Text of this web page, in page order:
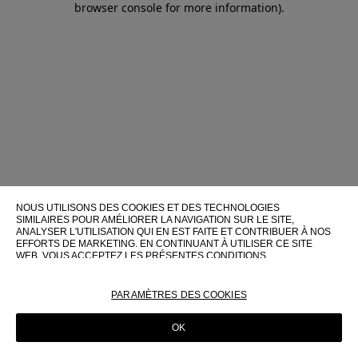
browser console for more information).
NOUS UTILISONS DES COOKIES ET DES TECHNOLOGIES
SIMILAIRES POUR AMÉLIORER LA NAVIGATION SUR LE SITE,
ANALYSER L'UTILISATION QUI EN EST FAITE ET CONTRIBUER À NOS
EFFORTS DE MARKETING. EN CONTINUANT À UTILISER CE SITE
WEB, VOUS ACCEPTEZ LES PRÉSENTES CONDITIONS
POUR PLUS D'INFORMATIONS SUR CES TECHNOLOGIES ET LEUR
POLITIQUE EN MATIÈRE DE COOKIES
PARAMÈTRES DES COOKIES
OK